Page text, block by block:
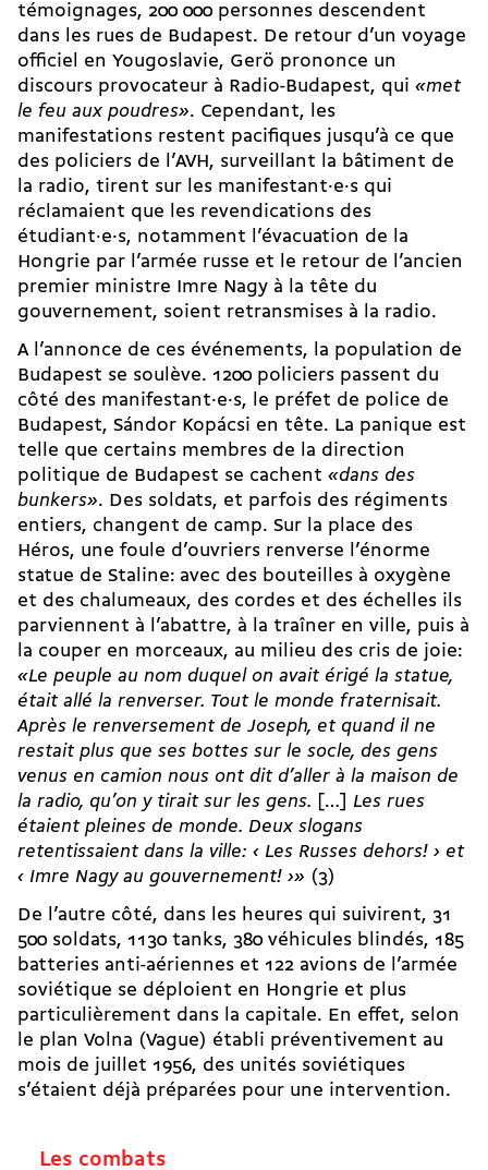
témoignages, 200 000 personnes descendent
dans les rues de Budapest. De retour d’un voyage
officiel en Yougoslavie, Gerö prononce un
discours provocateur à Radio-Budapest, qui «met
le feu aux poudres». Cependant, les
manifestations restent pacifiques jusqu’à ce que
des policiers de l’AVH, surveillant la bâtiment de
la radio, tirent sur les manifestant·e·s qui
réclamaient que les revendications des
étudiant·e·s, notamment l’évacuation de la
Hongrie par l’armée russe et le retour de l’ancien
premier ministre Imre Nagy à la tête du
gouvernement, soient retransmises à la radio.
A l’annonce de ces événements, la population de
Budapest se soulève. 1200 policiers passent du
côté des manifestant·e·s, le préfet de police de
Budapest, Sándor Kopácsi en tête. La panique est
telle que certains membres de la direction
politique de Budapest se cachent «dans des
bunkers». Des soldats, et parfois des régiments
entiers, changent de camp. Sur la place des
Héros, une foule d’ouvriers renverse l’énorme
statue de Staline: avec des bouteilles à oxygène
et des chalumeaux, des cordes et des échelles ils
parviennent à l’abattre, à la traîner en ville, puis à
la couper en morceaux, au milieu des cris de joie:
«Le peuple au nom duquel on avait érigé la statue,
était allé la renverser. Tout le monde fraternisait.
Après le renversement de Joseph, et quand il ne
restait plus que ses bottes sur le socle, des gens
venus en camion nous ont dit d’aller à la maison de
la radio, qu’on y tirait sur les gens.
[…]
Les rues
étaient pleines de monde. Deux slogans
retentissaient dans la ville: ‹ Les Russes dehors! › et
‹ Imre Nagy au gouvernement! ›» (3)
De l’autre côté, dans les heures qui suivirent, 31
500 soldats, 1130 tanks, 380 véhicules blindés, 185
batteries anti-aériennes et 122 avions de l’armée
soviétique se déploient en Hongrie et plus
particulièrement dans la capitale. En effet, selon
le plan Volna (Vague) établi préventivement au
mois de juillet 1956, des unités soviétiques
s’étaient déjà préparées pour une intervention.
Les combats